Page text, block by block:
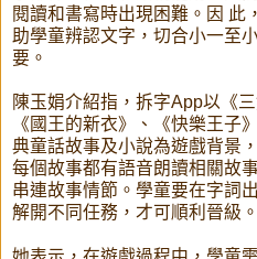
閱讀和書寫時出現困難。因 此
助學童辨認文字，切合小一至
要。
陳玉娟介紹指，拆字App以《
《國王的新衣》、《快樂王子
典童話故事及小說為遊戲背景
每個故事都有語音朗讀相關故
串連故事情節。學童要在字詞
解開不同任務，才可順利晉級。